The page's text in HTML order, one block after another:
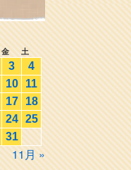
金 土
3
4
10
11
17
18
24 25
31
11月 »